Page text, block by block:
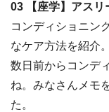
03 【座学】アスリ
コンディショニン
なケア方法を紹介
数日前からコンデ
ね。みなさんメモ
た。